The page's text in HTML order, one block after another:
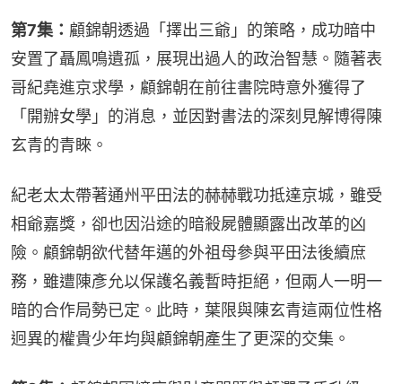
第7集： 顧錦朝透過「擇出三爺」的策略，成功暗中
安置了聶鳳鳴遺孤，展現出過人的政治智慧。隨著表
哥紀堯進京求學，顧錦朝在前往書院時意外獲得了
「開辦女學」的消息，並因對書法的深刻見解博得陳
玄青的青睞。
紀老太太帶著通州平田法的赫赫戰功抵達京城，雖受
相爺嘉獎，卻也因沿途的暗殺屍體顯露出改革的凶
險。顧錦朝欲代替年邁的外祖母參與平田法後續庶
務，雖遭陳彥允以保護名義暫時拒絕，但兩人一明一
暗的合作局勢已定。此時，葉限與陳玄青這兩位性格
迥異的權貴少年均與顧錦朝產生了更深的交集。